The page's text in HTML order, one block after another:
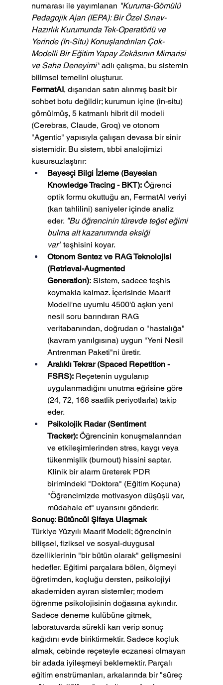
numarası ile yayımlanan "Kuruma-Gömülü
Pedagojik Ajan (IEPA): Bir Özel Sınav-
Hazırlık Kurumunda Tek-Operatörlü ve
Yerinde (In-Situ) Konuşlandırılan Çok-
Modelli Bir Eğitim Yapay Zekâsının Mimarisi
ve Saha Deneyimi" adlı çalışma, bu sistemin
bilimsel temelini oluşturur.
FermatAI, dışarıdan satın alınmış basit bir
sohbet botu değildir; kurumun içine (in-situ)
gömülmüş, 5 katmanlı hibrit dil modeli
(Cerebras, Claude, Groq) ve otonom
"Agentic" yapısıyla çalışan devasa bir sinir
sistemidir. Bu sistem, tıbbi analojimizi
kusursuzlaştırır:
Bayesçi Bilgi İzleme (Bayesian
Knowledge Tracing - BKT): Öğrenci
optik formu okuttuğu an, FermatAI veriyi
(kan tahlilini) saniyeler içinde analiz
eder. "Bu öğrencinin türevde teğet eğimi
bulma alt kazanımında eksiği
var" teşhisini koyar.
Otonom Sentez ve RAG Teknolojisi
(Retrieval-Augmented
Generation): Sistem, sadece teşhis
koymakla kalmaz. İçerisinde Maarif
Modeli'ne uyumlu 4500'ü aşkın yeni
nesil soru barındıran RAG
veritabanından, doğrudan o "hastalığa"
(kavram yanılgısına) uygun "Yeni Nesil
Antrenman Paketi"ni üretir.
Aralıklı Tekrar (Spaced Repetition -
FSRS): Reçetenin uygulanıp
uygulanmadığını unutma eğrisine göre
(24, 72, 168 saatlik periyotlarla) takip
eder.
Psikolojik Radar (Sentiment
Tracker): Öğrencinin konuşmalarından
ve etkileşimlerinden stres, kaygı veya
tükenmişlik (burnout) hissini saptar.
Klinik bir alarm üreterek PDR
birimindeki "Doktora" (Eğitim Koçuna)
"Öğrencimizde motivasyon düşüşü var,
müdahale et" uyarısını gönderir.
Sonuç: Bütüncül Şifaya Ulaşmak
Türkiye Yüzyılı Maarif Modeli; öğrencinin
bilişsel, fiziksel ve sosyal-duygusal
özelliklerinin "bir bütün olarak" gelişmesini
hedefler. Eğitimi parçalara bölen, ölçmeyi
öğretimden, koçluğu dersten, psikolojiyi
akademiden ayıran sistemler; modern
öğrenme psikolojisinin doğasına aykırıdır.
Sadece deneme kulübüne gitmek,
laboratuvarda sürekli kan verip sonuç
kağıdını evde biriktirmektir. Sadece koçluk
almak, cebinde reçeteyle eczanesi olmayan
bir adada iyileşmeyi beklemektir. Parçalı
eğitim enstrümanları, arkalarında bir "süreç